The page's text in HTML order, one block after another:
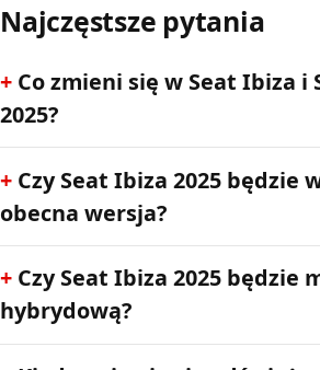
Najczęstsze pytania
Co zmieni się w Seat Ibiza i
2025?
Czy Seat Ibiza 2025 będzie
obecna wersja?
Czy Seat Ibiza 2025 będzie
hybrydową?